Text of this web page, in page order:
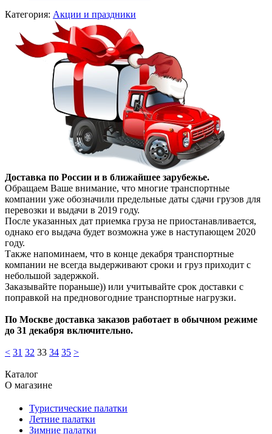
Категория: Акции и праздники
Доставка по России и в ближайшее зарубежье.
Обращаем Ваше внимание, что многие транспортные
компании уже обозначили предельные даты сдачи грузов для
перевозки и выдачи в 2019 году.
После указанных дат приемка груза не приостанавливается,
однако его выдача будет возможна уже в наступающем 2020
году.
Также напоминаем, что в конце декабря транспортные
компании не всегда выдерживают сроки и груз приходит с
небольшой задержкой.
Заказывайте пораньше)) или учитывайте срок доставки с
поправкой на предновогодние транспортные нагрузки.
По Москве доставка заказов работает в обычном режиме
до 31 декабря включительно.
< 31 32 33 34 35 >
Каталог
О магазине
Туристические палатки
Летние палатки
Зимние палатки